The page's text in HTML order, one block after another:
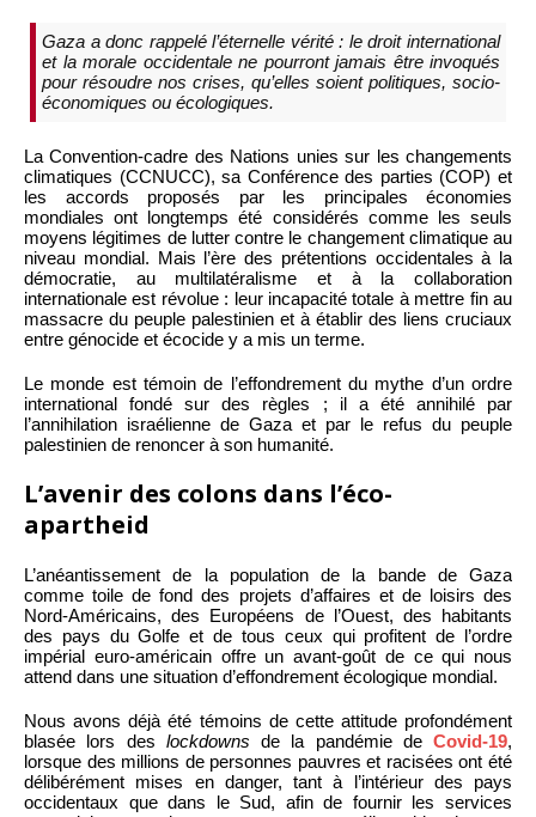
Gaza a donc rappelé l’éternelle vérité : le droit international
et la morale occidentale ne pourront jamais être invoqués
pour résoudre nos crises, qu’elles soient politiques, socio-
économiques ou écologiques.
La Convention-cadre des Nations unies sur les changements
climatiques (CCNUCC), sa Conférence des parties (COP) et
les accords proposés par les principales économies
mondiales ont longtemps été considérés comme les seuls
moyens légitimes de lutter contre le changement climatique au
niveau mondial. Mais l’ère des prétentions occidentales à la
démocratie, au multilatéralisme et à la collaboration
internationale est révolue : leur incapacité totale à mettre fin au
massacre du peuple palestinien et à établir des liens cruciaux
entre génocide et écocide y a mis un terme.
Le monde est témoin de l’effondrement du mythe d’un ordre
international fondé sur des règles ; il a été annihilé par
l’annihilation israélienne de Gaza et par le refus du peuple
palestinien de renoncer à son humanité.
L’avenir des colons dans l’éco-
apartheid
L’anéantissement de la population de la bande de Gaza
comme toile de fond des projets d’affaires et de loisirs des
Nord-Américains, des Européens de l’Ouest, des habitants
des pays du Golfe et de tous ceux qui profitent de l’ordre
impérial euro-américain offre un avant-goût de ce qui nous
attend dans une situation d’effondrement écologique mondial.
Nous avons déjà été témoins de cette attitude profondément
blasée lors des lockdowns de la pandémie de Covid-19,
lorsque des millions de personnes pauvres et racisées ont été
délibérément mises en danger, tant à l’intérieur des pays
occidentaux que dans le Sud, afin de fournir les services